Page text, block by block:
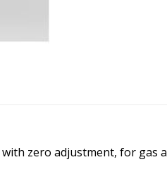
zero adjustment, for gas